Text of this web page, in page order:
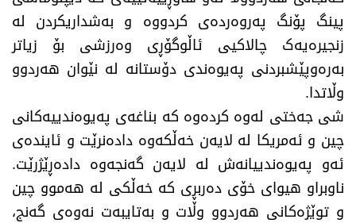
پینگ پۆنگ پەروەردەی کردووە و بەشداریکردن لە
زنجیرەیەک چالاکیی ئاڵوگۆڕی وەرزشی بۆ زیاتر
بەرەوپێشبردنی پەیوەندی دۆستانە لە نێوان هەردوو
وڵاتدا.
شی جەختی لەوە کردەوە کە بناغەی پەیوەندییەکانی
چین و ئەمریکا لە لایەن خەڵکەوە دادەنرێت و ئایندەی
ئەو پەیوەندییانەش لە لایەن گەنجەوە دادەڕێژرێت.
ناوبراو هیوای خۆی دەربڕی کە خەڵکی لە هەموو چین
و توێژەکانی هەردوو وڵات و بەتایبەت نەوەی گەنج،